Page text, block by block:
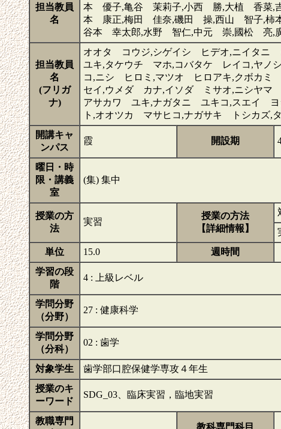
担当教員
名
本 優子,亀谷 茉莉子,小西 勝,大植 香菜,
本 康正,梅田 佳奈,磯田 操,西山 智子,柿
谷本 幸太郎,水野 智仁,中元 崇,國松 亮
担当教員
名
(フリガ
ナ)
オオタ コウジ,シゲイシ ヒデオ,ニイタニ
ユキ,タケウチ マホ,コバタケ レイコ,ヤ
コ,ニシ ヒロミ,マツオ ヒロアキ,クボカ
セイ,ウメダ カナ,イソダ ミサオ,ニシヤ
アサカワ ユキ,ナガタニ ユキコ,スエイ
ト,オオツカ マサヒコ,ナガサキ トシカズ,
開講キャ
ンパス
霞 開設期
曜日・時
限・講義
室
(集) 集中
授業の方
法
実習
授業の方法
【詳細情報】
単位
15.0 週時間
学習の段
階
4 : 上級レベル
学問分野
（分野）
27 : 健康科学
学問分野
（分科）
02 : 歯学
対象学生
歯学部口腔保健学専攻４年生
授業のキ
ーワード
SDG_03、臨床実習，臨地実習
教職専門
教科専門科目